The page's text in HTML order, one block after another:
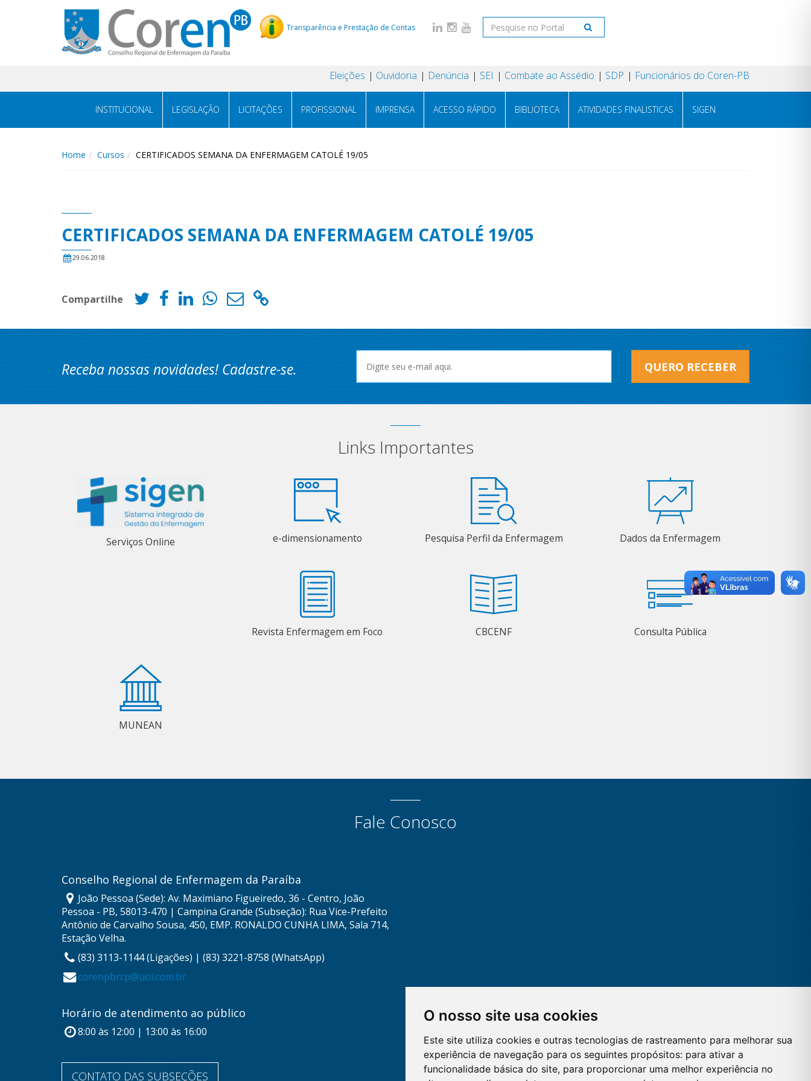
O nosso site usa cookies
Este site utiliza cookies e outras tecnologias de rastreamento para melhorar sua
experiência de navegação para os seguintes propósitos: para ativar a
funcionalidade básica do site, para proporcionar uma melhor experiência no
Transparência e Prestação de Contas
Eleições Ouvidoria Denúncia SEI Combate ao Assédio SDP Funcionários do Coren-PB
INSTITUCIONAL LEGISLAÇÃO LICITAÇÕES PROFISSIONAL IMPRENSA ACESSO RÁPIDO BIBLIOTECA ATIVIDADES FINALISTICAS SIGEN
Home Cursos CERTIFICADOS SEMANA DA ENFERMAGEM CATOLÉ 19/05
CERTIFICADOS SEMANA DA ENFERMAGEM CATOLÉ 19/05
29.06.2018
Compartilhe
Receba nossas novidades! Cadastre-se. QUERO RECEBER
Links Importantes
Serviços Online e-dimensionamento Pesquisa Perfil da Enfermagem Dados da Enfermagem
Revista Enfermagem em Foco CBCENF Consulta Pública
MUNEAN
Fale Conosco
Conselho Regional de Enfermagem da Paraíba
João Pessoa (Sede): Av. Maximiano Figueiredo, 36 - Centro, João
Pessoa - PB, 58013-470 | Campina Grande (Subseção): Rua Vice-Prefeito
Antônio de Carvalho Sousa, 450, EMP. RONALDO CUNHA LIMA, Sala 714,
Estação Velha.
(83) 3113-1144 (Ligações) | (83) 3221-8758 (WhatsApp)
corenpbrcp@uol.com.br
Horário de atendimento ao público
8:00 às 12:00 | 13:00 às 16:00
CONTATO DAS SUBSEÇÕES